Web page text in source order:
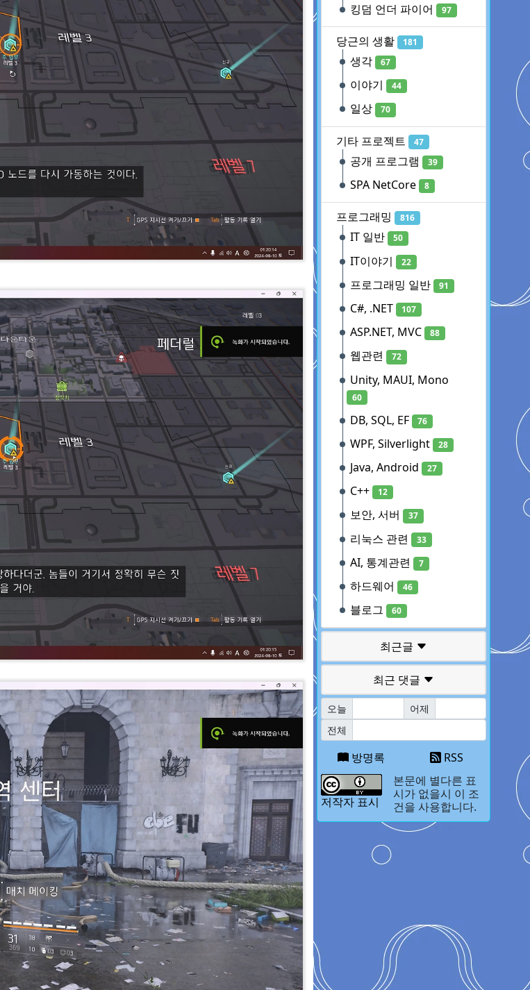
킹덤 언더 파이어 97
당근의 생활 181
생각 67
이야기 44
일상 70
기타 프로젝트 47
공개 프로그램 39
SPA NetCore 8
프로그래밍 816
IT 일반 50
IT이야기 22
프로그래밍 일반 91
C#, .NET 107
ASP.NET, MVC 88
웹관련 72
Unity, MAUI, Mono
60
DB, SQL, EF 76
WPF, Silverlight 28
Java, Android 27
C++ 12
보안, 서버 37
리눅스 관련 33
AI, 통계관련 7
하드웨어 46
블로그 60
최근글
최근 댓글
오늘
어제
전체
방명록 RSS
저작자 표시
본문에 별다른 표
시가 없을시 이 조
건을 사용합니다.